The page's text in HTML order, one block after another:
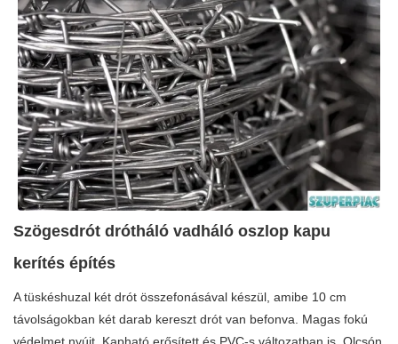
Szögesdrót drótháló vadháló oszlop kapu
kerítés építés
A tüskéshuzal két drót összefonásával készül, amibe 10 cm
távolságokban két darab kereszt drót van befonva. Magas fokú